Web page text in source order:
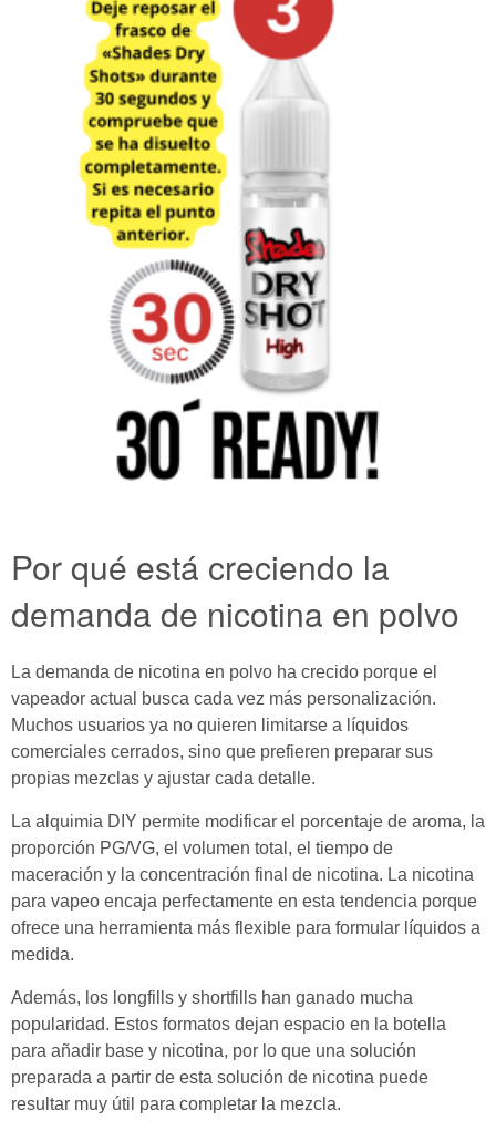
Por qué está creciendo la
demanda de nicotina en polvo
La demanda de nicotina en polvo ha crecido porque el
vapeador actual busca cada vez más personalización.
Muchos usuarios ya no quieren limitarse a líquidos
comerciales cerrados, sino que prefieren preparar sus
propias mezclas y ajustar cada detalle.
La alquimia DIY permite modificar el porcentaje de aroma, la
proporción PG/VG, el volumen total, el tiempo de
maceración y la concentración final de nicotina. La nicotina
para vapeo encaja perfectamente en esta tendencia porque
ofrece una herramienta más flexible para formular líquidos a
medida.
Además, los longfills y shortfills han ganado mucha
popularidad. Estos formatos dejan espacio en la botella
para añadir base y nicotina, por lo que una solución
preparada a partir de esta solución de nicotina puede
resultar muy útil para completar la mezcla.